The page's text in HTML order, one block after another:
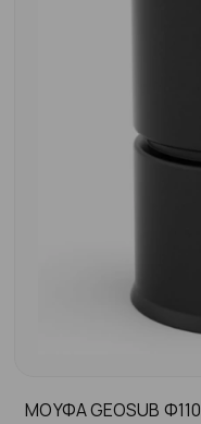
ΜΟΥΦΑ GEOSUB Φ110